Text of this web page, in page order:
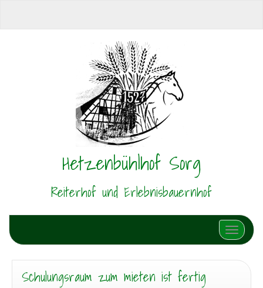
Hetzenbühlhof Sorg
Reiterhof und Erlebnisbauernhof
Schalte
Schulungsraum zum mieten ist fertig